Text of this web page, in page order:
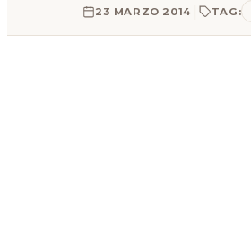
23 MARZO 2014 | TAG: